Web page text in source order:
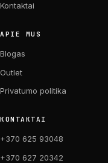
Kontaktai
APIE MUS
Blogas
Outlet
Privatumo politika
KONTAKTAI
+370 625 93048
+370 627 20342